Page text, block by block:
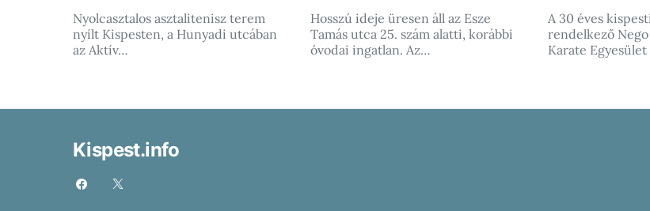
Nyolcasztalos asztalitenisz terem
nyílt Kispesten, a Hunyadi utcában
az Aktív…
Hosszú ideje üresen áll az Esze
Tamás utca 25. szám alatti, korábbi
óvodai ingatlan. Az…
A 30 éves
rendelkező
Karate
Kispest.info